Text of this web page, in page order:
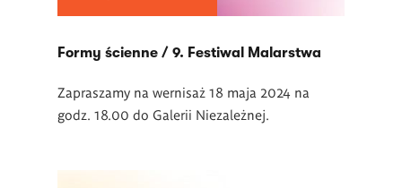
Formy ścienne / 9. Festiwal Malarstwa
Zapraszamy na wernisaż 18 maja 2024 na
godz. 18.00 do Galerii Niezależnej.